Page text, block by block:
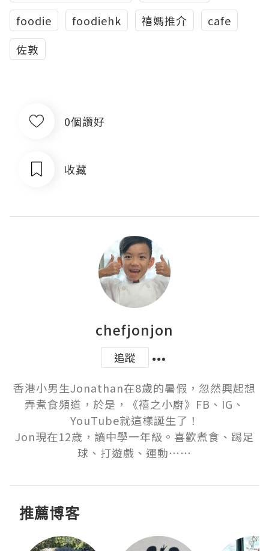
foodie
foodiehk 禧媽推介
cafe
佐敦
0個讚好
收藏
chefjonjon
追蹤
香港小男生Jonathan在8歲的暑假，忽然興起想
弄煮食頻道，於是，《禧之小廚》FB、IG、
YouTube就這樣誕生了！
Jon現在12歲，讀中學一年級。喜歡煮食、踢足
球、打遊戲、運動⋯⋯
推薦博客